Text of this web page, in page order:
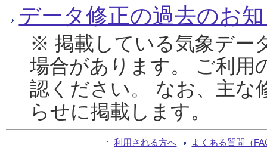
データ修正の過去のお
※ 掲載している気象デー
場合があります。 ご利用
認ください。 なお、主な
らせに掲載します。
利用される方へ よくある質問（